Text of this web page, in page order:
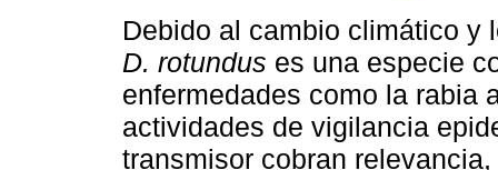
Debido al cambio climático y
D. rotundus es una especie
enfermedades como la rabia
actividades de vigilancia
transmisor cobran